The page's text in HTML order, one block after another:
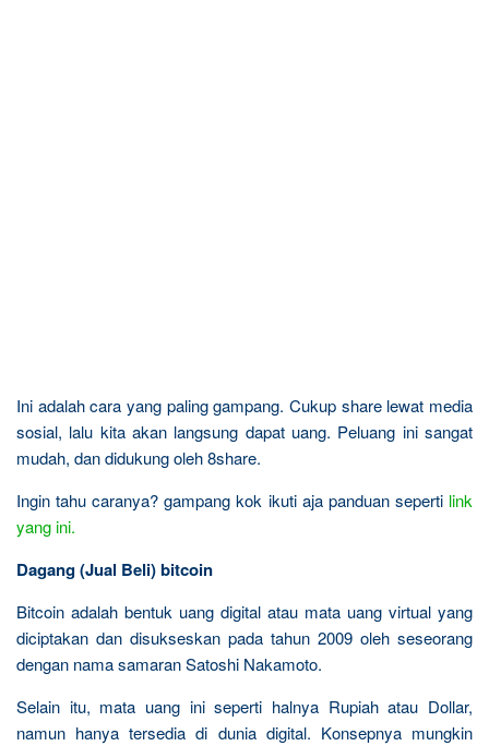
Ini adalah cara yang paling gampang. Cukup share lewat media
sosial, lalu kita akan langsung dapat uang. Peluang ini sangat
mudah, dan didukung oleh 8share.
Ingin tahu caranya? gampang kok ikuti aja panduan seperti link
yang ini.
Dagang (Jual Beli) bitcoin
Bitcoin adalah bentuk uang digital atau mata uang virtual yang
diciptakan dan disukseskan pada tahun 2009 oleh seseorang
dengan nama samaran Satoshi Nakamoto.
Selain itu, mata uang ini seperti halnya Rupiah atau Dollar,
namun hanya tersedia di dunia digital. Konsepnya mungkin